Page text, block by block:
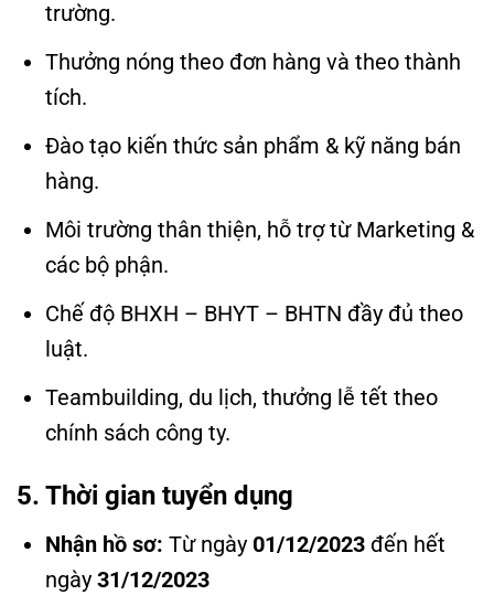
trường.
Thưởng nóng theo đơn hàng và theo thành
tích.
Đào tạo kiến thức sản phẩm & kỹ năng bán
hàng.
Môi trường thân thiện, hỗ trợ từ Marketing &
các bộ phận.
Chế độ BHXH – BHYT – BHTN đầy đủ theo
luật.
Teambuilding, du lịch, thưởng lễ tết theo
chính sách công ty.
5. Thời gian tuyển dụng
Nhận hồ sơ: Từ ngày 01/12/2023 đến hết
ngày 31/12/2023